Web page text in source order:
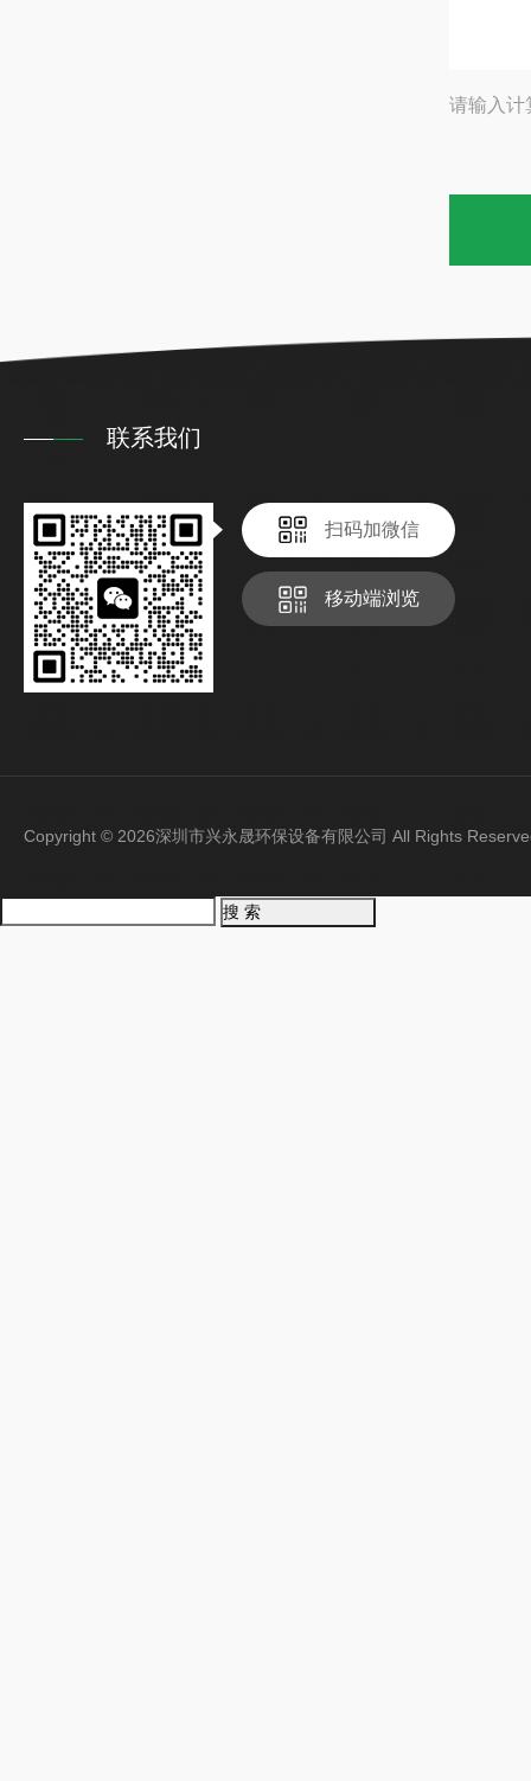
请输入计
联系我们
扫码加微信
移动端浏览
Copyright © 2026深圳市兴永晟环保设备有限公司 All Rights